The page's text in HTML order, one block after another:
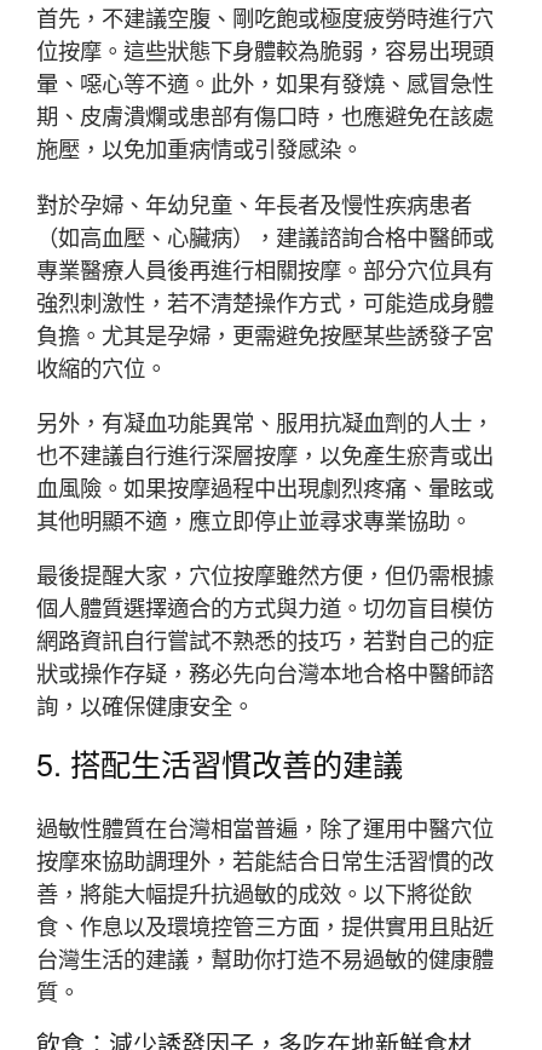
首先，不建議空腹、剛吃飽或極度疲勞時進行穴
位按摩。這些狀態下身體較為脆弱，容易出現頭
暈、噁心等不適。此外，如果有發燒、感冒急性
期、皮膚潰爛或患部有傷口時，也應避免在該處
施壓，以免加重病情或引發感染。
對於孕婦、年幼兒童、年長者及慢性疾病患者
（如高血壓、心臟病），建議諮詢合格中醫師或
專業醫療人員後再進行相關按摩。部分穴位具有
強烈刺激性，若不清楚操作方式，可能造成身體
負擔。尤其是孕婦，更需避免按壓某些誘發子宮
收縮的穴位。
另外，有凝血功能異常、服用抗凝血劑的人士，
也不建議自行進行深層按摩，以免產生瘀青或出
血風險。如果按摩過程中出現劇烈疼痛、暈眩或
其他明顯不適，應立即停止並尋求專業協助。
最後提醒大家，穴位按摩雖然方便，但仍需根據
個人體質選擇適合的方式與力道。切勿盲目模仿
網路資訊自行嘗試不熟悉的技巧，若對自己的症
狀或操作存疑，務必先向台灣本地合格中醫師諮
詢，以確保健康安全。
5. 搭配生活習慣改善的建議
過敏性體質在台灣相當普遍，除了運用中醫穴位
按摩來協助調理外，若能結合日常生活習慣的改
善，將能大幅提升抗過敏的成效。以下將從飲
食、作息以及環境控管三方面，提供實用且貼近
台灣生活的建議，幫助你打造不易過敏的健康體
質。